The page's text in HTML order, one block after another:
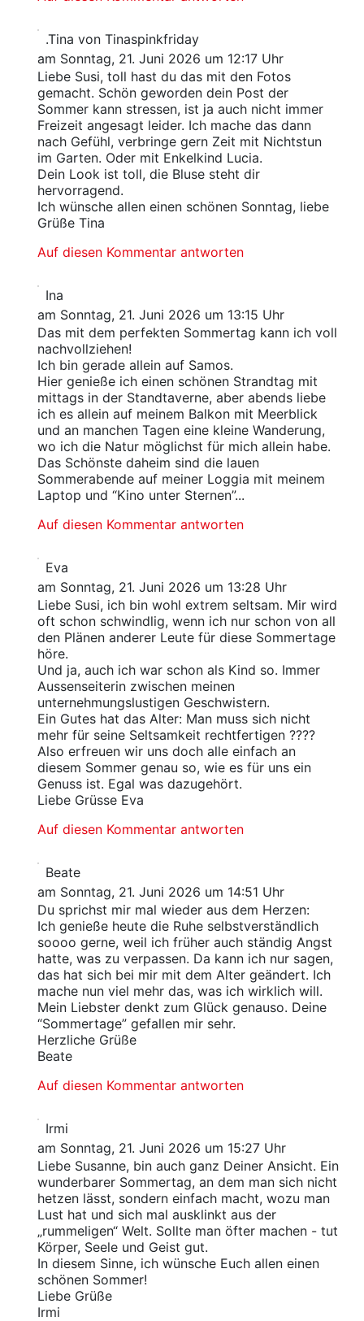
.Tina von Tinaspinkfriday
am Sonntag, 21. Juni 2026 um 12:17 Uhr
Liebe Susi, toll hast du das mit den Fotos
gemacht. Schön geworden dein Post der
Sommer kann stressen, ist ja auch nicht immer
Freizeit angesagt leider. Ich mache das dann
nach Gefühl, verbringe gern Zeit mit Nichtstun
im Garten. Oder mit Enkelkind Lucia.
Dein Look ist toll, die Bluse steht dir
hervorragend.
Ich wünsche allen einen schönen Sonntag, liebe
Grüße Tina
Auf diesen Kommentar antworten
Ina
am Sonntag, 21. Juni 2026 um 13:15 Uhr
Das mit dem perfekten Sommertag kann ich voll
nachvollziehen!
Ich bin gerade allein auf Samos.
Hier genieße ich einen schönen Strandtag mit
mittags in der Standtaverne, aber abends liebe
ich es allein auf meinem Balkon mit Meerblick
und an manchen Tagen eine kleine Wanderung,
wo ich die Natur möglichst für mich allein habe.
Das Schönste daheim sind die lauen
Sommerabende auf meiner Loggia mit meinem
Laptop und “Kino unter Sternen”...
Auf diesen Kommentar antworten
Eva
am Sonntag, 21. Juni 2026 um 13:28 Uhr
Liebe Susi, ich bin wohl extrem seltsam. Mir wird
oft schon schwindlig, wenn ich nur schon von all
den Plänen anderer Leute für diese Sommertage
höre.
Und ja, auch ich war schon als Kind so. Immer
Aussenseiterin zwischen meinen
unternehmungslustigen Geschwistern.
Ein Gutes hat das Alter: Man muss sich nicht
mehr für seine Seltsamkeit rechtfertigen ????
Also erfreuen wir uns doch alle einfach an
diesem Sommer genau so, wie es für uns ein
Genuss ist. Egal was dazugehört.
Liebe Grüsse Eva
Auf diesen Kommentar antworten
Beate
am Sonntag, 21. Juni 2026 um 14:51 Uhr
Du sprichst mir mal wieder aus dem Herzen:
Ich genieße heute die Ruhe selbstverständlich
soooo gerne, weil ich früher auch ständig Angst
hatte, was zu verpassen. Da kann ich nur sagen,
das hat sich bei mir mit dem Alter geändert. Ich
mache nun viel mehr das, was ich wirklich will.
Mein Liebster denkt zum Glück genauso. Deine
“Sommertage” gefallen mir sehr.
Herzliche Grüße
Beate
Auf diesen Kommentar antworten
Irmi
am Sonntag, 21. Juni 2026 um 15:27 Uhr
Liebe Susanne, bin auch ganz Deiner Ansicht. Ein
wunderbarer Sommertag, an dem man sich nicht
hetzen lässt, sondern einfach macht, wozu man
Lust hat und sich mal ausklinkt aus der
„rummeligen“ Welt. Sollte man öfter machen - tut
Körper, Seele und Geist gut.
In diesem Sinne, ich wünsche Euch allen einen
schönen Sommer!
Liebe Grüße
Irmi